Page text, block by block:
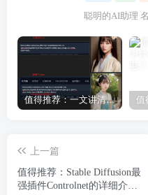
值得推荐：一文讲清楚Stable Diffusion中Lora与大模型的区别（转载）
上一篇
值得推荐：Stable Diffusion最
强插件Controlnet的详细介绍